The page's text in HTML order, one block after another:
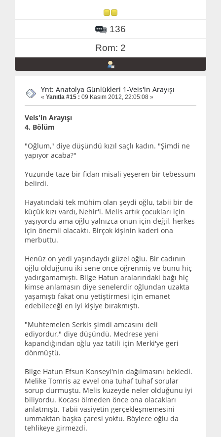
136
Rom: 2
Ynt: Anatolya Günlükleri 1-Veis'in Arayışı
« Yanıtla #15 : 09 Kasım 2012, 22:05:08 »
Veis'in Arayışı
4. Bölüm
"Oğlum," diye düşündü kızıl saçlı kadın. "Şimdi ne
yapıyor acaba?"
Yüzünde taze bir fidan misali yeşeren bir tebessüm
belirdi.
Hayatındaki tek mühim olan şeydi oğlu, tabii bir de
küçük kızı vardı, Nehir'i. Melis artık çocukları için
yaşıyordu ama oğlu yalnızca onun için değil, herkes
için önemli olacaktı. Birçok kişinin kaderi ona
merbuttu.
Henüz on yedi yaşındaydı güzel oğlu. Bir cadının
oğlu olduğunu iki sene önce öğrenmiş ve bunu hiç
yadırgamamıştı. Bilge Hatun aralarındaki bağı hiç
kimse anlamasın diye senelerdir oğlundan uzakta
yaşamıştı fakat onu yetiştirmesi için emanet
edebileceği en iyi kişiye bırakmıştı.
"Muhtemelen Serkis şimdi amcasını deli
ediyordur," diye düşündü. Medrese yeni
kapandığından oğlu yaz tatili için Merki'ye geri
dönmüştü.
Bilge Hatun Efsun Konseyi'nin dağılmasını bekledi.
Melike Tomris az evvel ona tuhaf tuhaf sorular
sorup durmuştu. Melis kuzeyde neler olduğunu iyi
biliyordu. Kocası ölmeden önce ona olacakları
anlatmıştı. Tabii vasiyetin gerçekleşmemesini
ummaktan başka çaresi yoktu. Böylece oğlu da
tehlikeye girmezdi.